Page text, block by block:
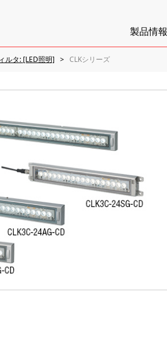
製品情報
ルタ: [LED照明] CLKシリーズ